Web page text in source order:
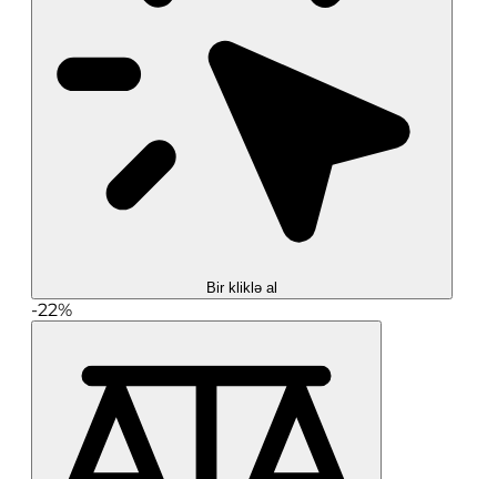
Bir kliklə al
-22%